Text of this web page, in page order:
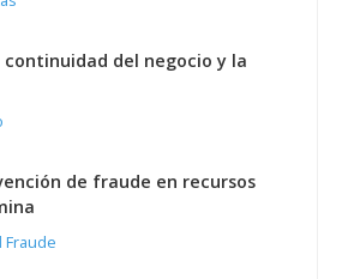
continuidad del negocio y la
de fraude en recursos
Fraude